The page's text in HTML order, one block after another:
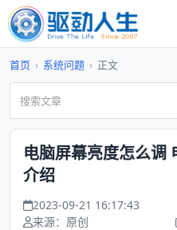
首页 › 系统问题 › 正文
电脑屏幕亮度怎么调
介绍
2023-09-21 16:17:43
来源：原创